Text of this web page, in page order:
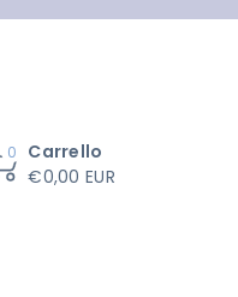
0
Carrello
€0,00 EUR